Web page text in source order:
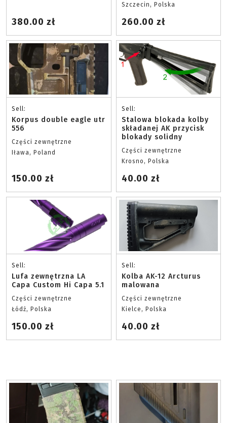
380.00 zł
Szczecin, Polska
260.00 zł
Sell:
Korpus double eagle utr
556
Części zewnętrzne
Iława, Poland
150.00 zł
Sell:
Stalowa blokada kolby
składanej AK przycisk
blokady solidny
Części zewnętrzne
Krosno, Polska
40.00 zł
Sell:
Lufa zewnętrzna LA
Capa Custom Hi Capa 5.1
Części zewnętrzne
Łódź, Polska
150.00 zł
Sell:
Kolba AK-12 Arcturus
malowana
Części zewnętrzne
Kielce, Polska
40.00 zł